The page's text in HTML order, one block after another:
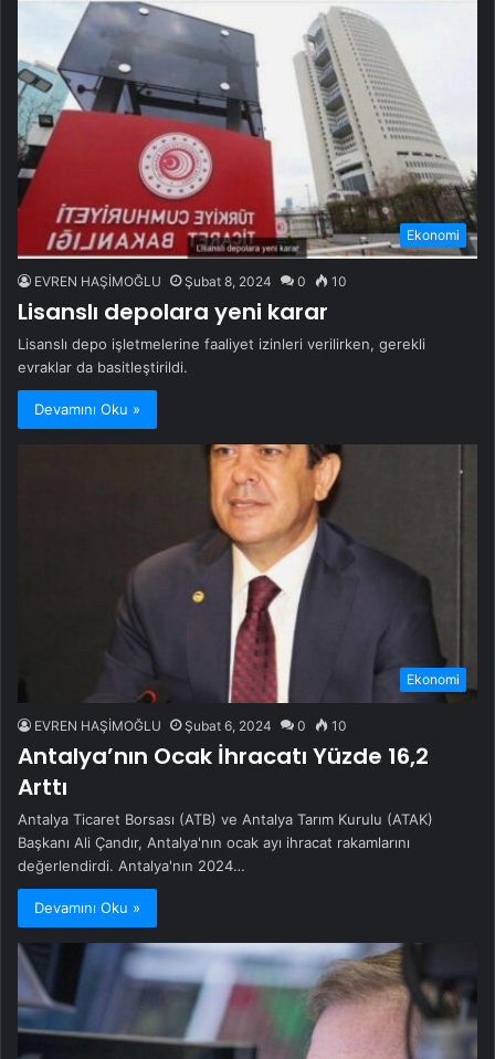
Ekonomi
EVREN HAŞİMOĞLU Şubat 8, 2024 0 10
Lisanslı depolara yeni karar
Lisanslı depo işletmelerine faaliyet izinleri verilirken, gerekli
evraklar da basitleştirildi.
Devamını Oku »
Ekonomi
EVREN HAŞİMOĞLU Şubat 6, 2024 0 10
Antalya’nın Ocak İhracatı Yüzde 16,2
Arttı
Antalya Ticaret Borsası (ATB) ve Antalya Tarım Kurulu (ATAK)
Başkanı Ali Çandır, Antalya'nın ocak ayı ihracat rakamlarını
değerlendirdi. Antalya'nın 2024…
Devamını Oku »